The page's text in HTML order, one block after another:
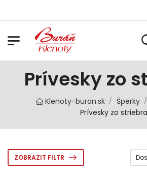
Prívesky zo
Klenoty-buran.sk / Šperky /
Prívesky zo striebra
ZOBRAZIT FILTR